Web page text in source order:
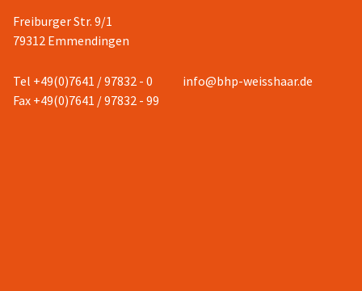
Freiburger Str. 9/1
79312 Emmendingen
Tel +49(0)7641 / 97832 - 0
Fax +49(0)7641 / 97832 - 99
info@bhp-weisshaar.de